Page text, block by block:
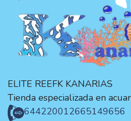
ELITE REEFK KANARIAS
Tienda especializada en
644220012665149656